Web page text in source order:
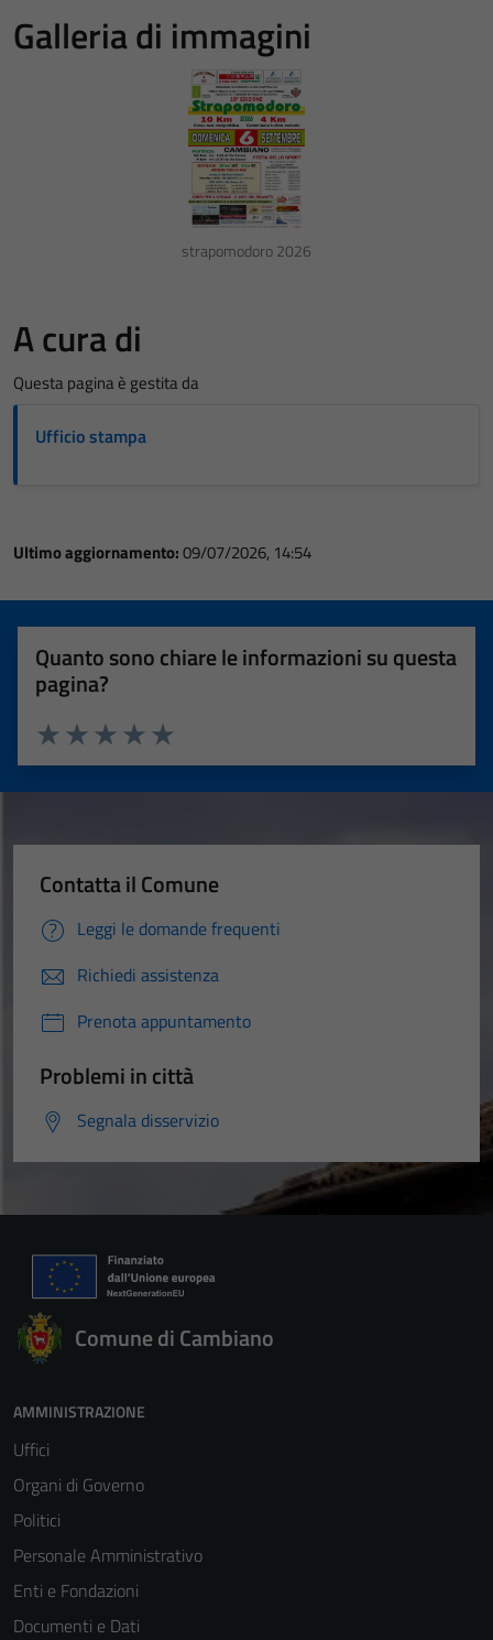
Galleria di immagini
strapomodoro 2026
A cura di
Questa pagina è gestita da
Ufficio stampa
Ultimo aggiornamento:09/07/2026, 14:54
Quanto sono chiare le informazioni su questa
pagina?
Valuta 5 stelle su 5
Valuta 4 stelle su 5
Valuta 3 stelle su 5
Valuta 2 stelle su 5
Valuta 1 stelle su 5
Contatta il Comune
Leggi le domande frequenti
Richiedi assistenza
Prenota appuntamento
Problemi in città
Segnala disservizio
Comune di Cambiano
AMMINISTRAZIONE
Uffici
Organi di Governo
Politici
Personale Amministrativo
Enti e Fondazioni
Documenti e Dati